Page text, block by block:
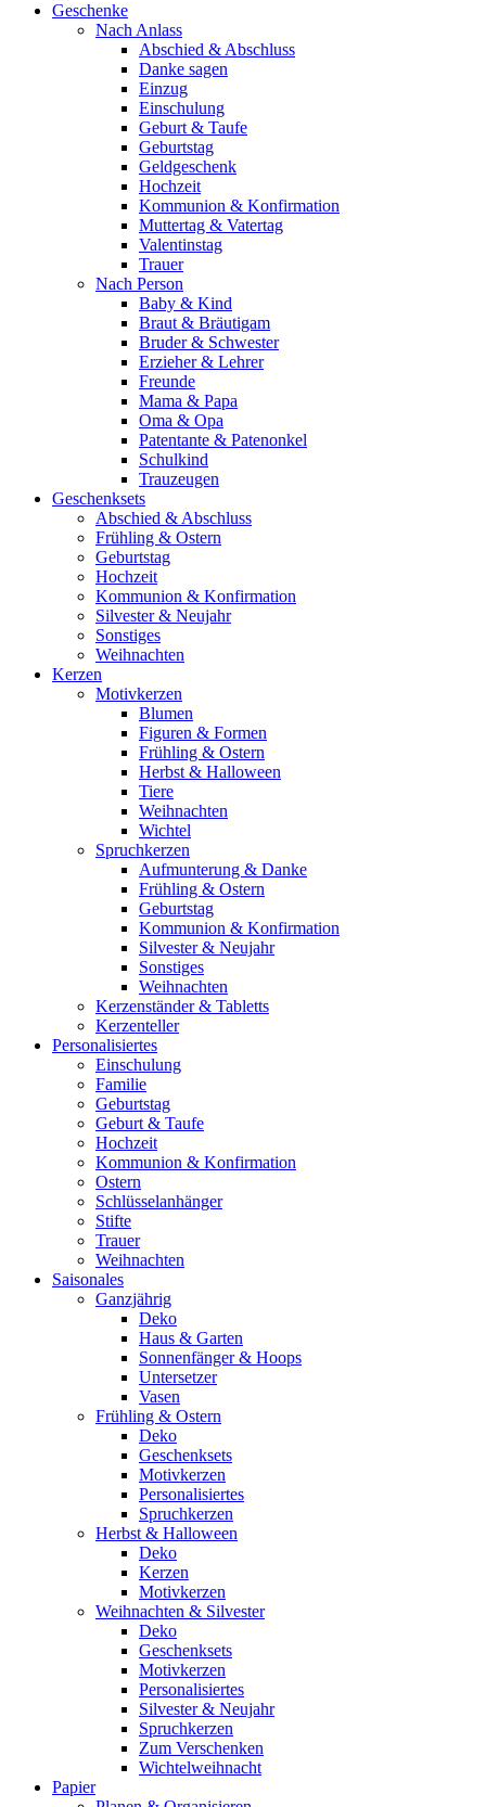
Geschenke
Nach Anlass
Abschied & Abschluss
Danke sagen
Einzug
Einschulung
Geburt & Taufe
Geburtstag
Geldgeschenk
Hochzeit
Kommunion & Konfirmation
Muttertag & Vatertag
Valentinstag
Trauer
Nach Person
Baby & Kind
Braut & Bräutigam
Bruder & Schwester
Erzieher & Lehrer
Freunde
Mama & Papa
Oma & Opa
Patentante & Patenonkel
Schulkind
Trauzeugen
Geschenksets
Abschied & Abschluss
Frühling & Ostern
Geburtstag
Hochzeit
Kommunion & Konfirmation
Silvester & Neujahr
Sonstiges
Weihnachten
Kerzen
Motivkerzen
Blumen
Figuren & Formen
Frühling & Ostern
Herbst & Halloween
Tiere
Weihnachten
Wichtel
Spruchkerzen
Aufmunterung & Danke
Frühling & Ostern
Geburtstag
Kommunion & Konfirmation
Silvester & Neujahr
Sonstiges
Weihnachten
Kerzenständer & Tabletts
Kerzenteller
Personalisiertes
Einschulung
Familie
Geburtstag
Geburt & Taufe
Hochzeit
Kommunion & Konfirmation
Ostern
Schlüsselanhänger
Stifte
Trauer
Weihnachten
Saisonales
Ganzjährig
Deko
Haus & Garten
Sonnenfänger & Hoops
Untersetzer
Vasen
Frühling & Ostern
Deko
Geschenksets
Motivkerzen
Personalisiertes
Spruchkerzen
Herbst & Halloween
Deko
Kerzen
Motivkerzen
Weihnachten & Silvester
Deko
Geschenksets
Motivkerzen
Personalisiertes
Silvester & Neujahr
Spruchkerzen
Zum Verschenken
Wichtelweihnacht
Papier